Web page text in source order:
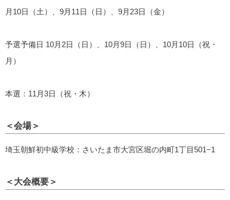
月10日（土）、9月11日（日）、9月23日（金）
予選予備日 10月2日（日）、10月9日（日）、10月10日（祝・
月）
本選：11月3日（祝・木）
＜会場＞
埼玉朝鮮初中級学校：さいたま市大宮区堀の内町1丁目501−1
＜大会概要＞